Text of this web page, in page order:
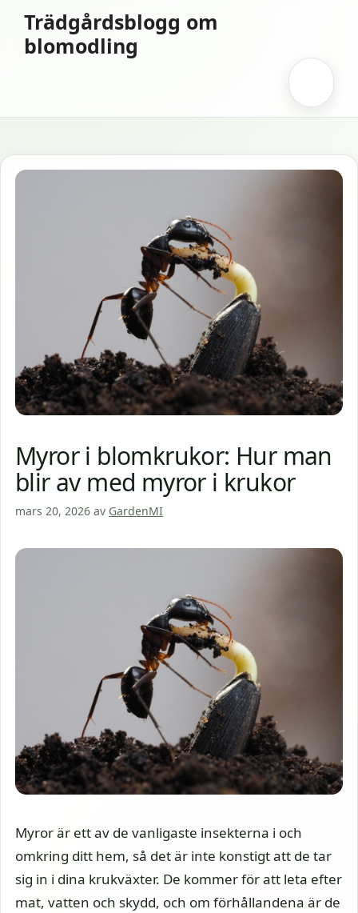
innehåll
Trädgårdsblogg om
blomodling
Myror i blomkrukor: Hur man
blir av med myror i krukor
mars 20, 2026 av GardenMI
Myror är ett av de vanligaste insekterna i och
omkring ditt hem, så det är inte konstigt att de tar
sig in i dina krukväxter. De kommer för att leta efter
mat, vatten och skydd, och om förhållandena är de